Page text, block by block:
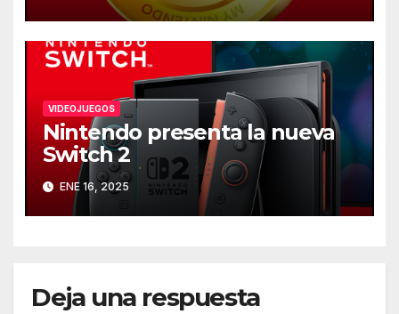
VIDEOJUEGOS
Nintendo presenta la nueva
Switch 2
ENE 16, 2025
Deja una respuesta